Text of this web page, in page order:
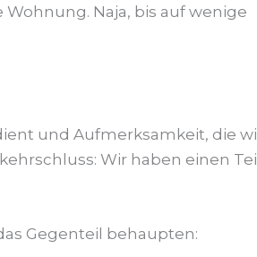
Naja, bis auf wenige
und Aufmerksamkeit, die
Wir haben einen
Gegenteil behaupten: